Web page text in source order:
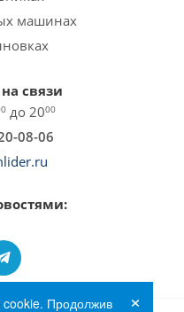
машинах
связи
до 2000
08-06
Продолжив
×